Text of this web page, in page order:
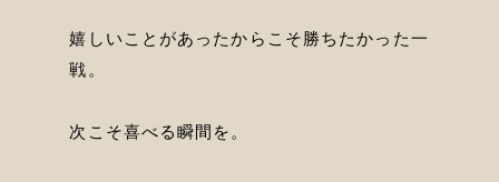
嬉しいことがあったからこそ勝ちたかった一
戦。
次こそ喜べる瞬間を。